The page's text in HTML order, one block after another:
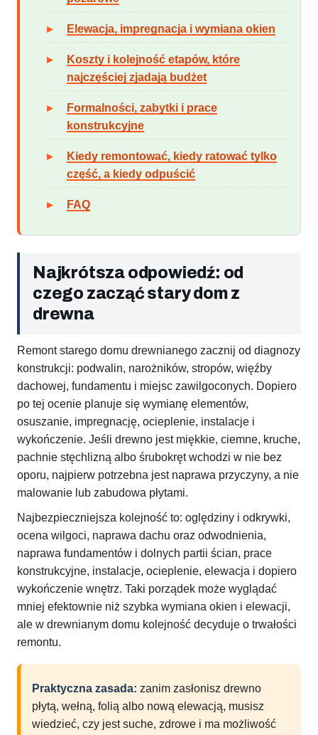
Elewacja, impregnacja i wymiana okien
Koszty i kolejność etapów, które
najczęściej zjadają budżet
Formalności, zabytki i prace
konstrukcyjne
Kiedy remontować, kiedy ratować tylko
część, a kiedy odpuścić
FAQ
Najkrótsza odpowiedź: od
czego zacząć stary dom z
drewna
Remont starego domu drewnianego zacznij od diagnozy
konstrukcji: podwalin, narożników, stropów, więźby
dachowej, fundamentu i miejsc zawilgoconych. Dopiero
po tej ocenie planuje się wymianę elementów,
osuszanie, impregnację, ocieplenie, instalacje i
wykończenie. Jeśli drewno jest miękkie, ciemne, kruche,
pachnie stęchlizną albo śrubokręt wchodzi w nie bez
oporu, najpierw potrzebna jest naprawa przyczyny, a nie
malowanie lub zabudowa płytami.
Najbezpieczniejsza kolejność to: oględziny i odkrywki,
ocena wilgoci, naprawa dachu oraz odwodnienia,
naprawa fundamentów i dolnych partii ścian, prace
konstrukcyjne, instalacje, ocieplenie, elewacja i dopiero
wykończenie wnętrz. Taki porządek może wyglądać
mniej efektownie niż szybka wymiana okien i elewacji,
ale w drewnianym domu kolejność decyduje o trwałości
remontu.
Praktyczna zasada: zanim zasłonisz drewno
płytą, wełną, folią albo nową elewacją, musisz
wiedzieć, czy jest suche, zdrowe i ma możliwość